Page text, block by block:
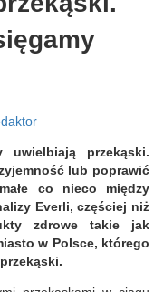
przekąski.
lub poprawić
co nieco między
Everli, częściej niż
zdrowe takie jak
w Polsce, którego